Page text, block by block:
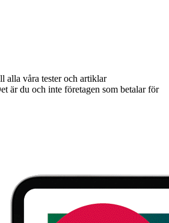
alla våra tester och artiklar
är du och inte företagen som betalar för